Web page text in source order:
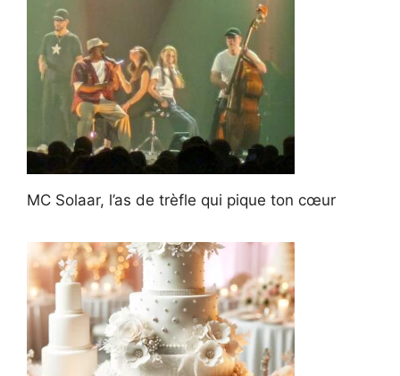
MC Solaar, l’as de trèfle qui pique ton cœur